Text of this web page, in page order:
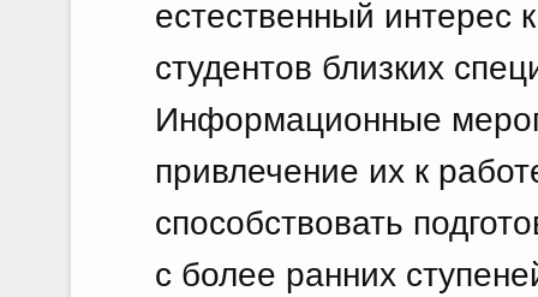
естественный интерес
студентов близких
Информационные
привлечение их к
способствовать
с более ранних